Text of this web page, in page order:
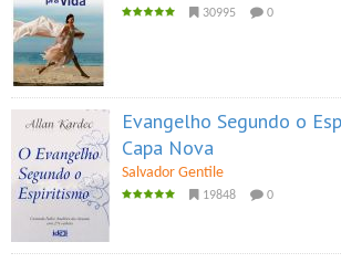
30995 0
Evangelho Segundo o
Capa Nova
Salvador Gentile
19848 0